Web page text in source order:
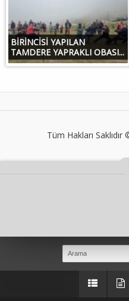
BİRİNCİSİ YAPILAN
TAMDERE YAPRAKLI OBASI...
Tüm Hakları Saklıdır